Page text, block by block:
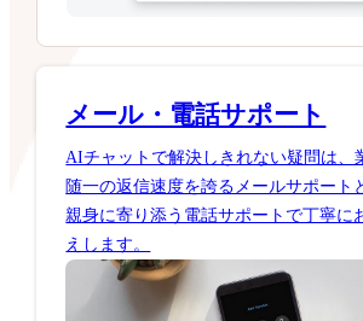
メール・電話サポート
AIチャットで解決しきれない疑問は、
随一の返信速度を誇るメールサポート
親身に寄り添う電話サポートで丁寧に
えします。